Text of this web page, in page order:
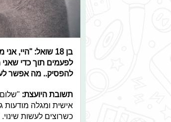
בן 18 שואל: "
היי,
לפעמים תוך כדי
להפסיק.. מה אפשר
תשובת היועצת:
אישית ומגלה
כשרוצים לעשות